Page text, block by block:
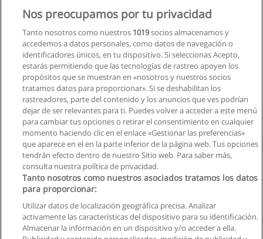
Reglas de uso
Nos preocupamos por tu privacidad
Tanto nosotros como nuestros 1019socios almacenamos y
accedemos a datos personales, como datos de navegación o
identificadores únicos, en tu dispositivo. Si seleccionas Acepto,
estarás permitiendo que las tecnologías de rastreo apoyen los
propósitos que se muestran en «nosotros y nuestros socios
tratamos datos para proporcionar». Si se deshabilitan los
rastreadores, parte del contenido y los anuncios que ves podrían
dejar de ser relevantes para ti. Puedes volver a acceder a este menú
para cambiar tus opciones o retirar el consentimiento en cualquier
momento haciendo clic en el enlace «Gestionar las preferencias»
que aparece en el en la parte inferior de la página web. Tus opciones
tendrán efecto dentro de nuestro Sitio web. Para saber más,
consulta nuestra política de privacidad.
Tanto nosotros como nuestros asociados tratamos los datos
para proporcionar:
Utilizar datos de localización geográfica precisa. Analizar
activamente las características del dispositivo para su identificación.
Almacenar la información en un dispositivo y/o acceder a ella.